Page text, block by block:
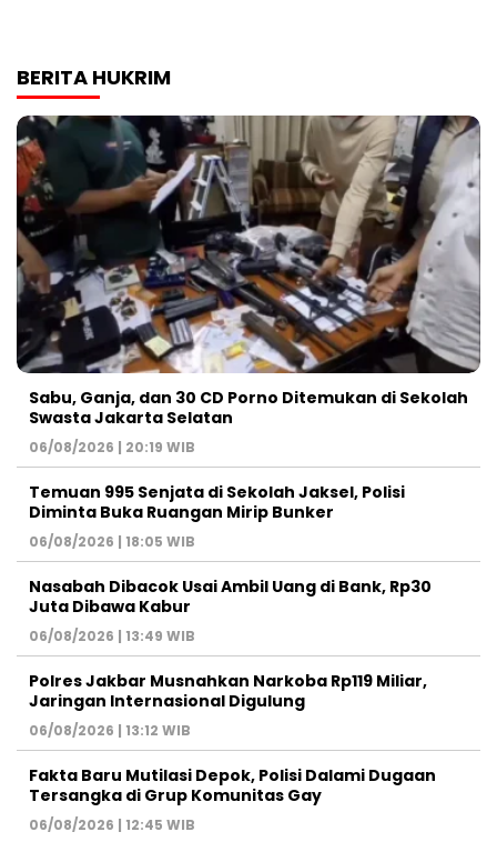
BERITA HUKRIM
Sabu, Ganja, dan 30 CD Porno Ditemukan di Sekolah
Swasta Jakarta Selatan
06/08/2026 | 20:19 WIB
Temuan 995 Senjata di Sekolah Jaksel, Polisi
Diminta Buka Ruangan Mirip Bunker
06/08/2026 | 18:05 WIB
Nasabah Dibacok Usai Ambil Uang di Bank, Rp30
Juta Dibawa Kabur
06/08/2026 | 13:49 WIB
Polres Jakbar Musnahkan Narkoba Rp119 Miliar,
Jaringan Internasional Digulung
06/08/2026 | 13:12 WIB
Fakta Baru Mutilasi Depok, Polisi Dalami Dugaan
Tersangka di Grup Komunitas Gay
06/08/2026 | 12:45 WIB